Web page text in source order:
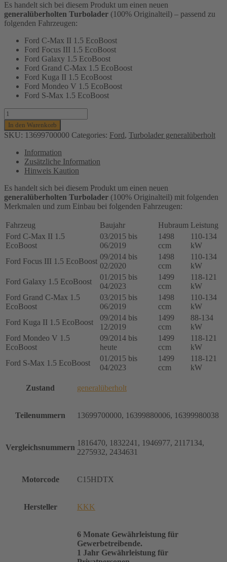
Es handelt sich bei diesem Produkt um einen neuen
generalüberholten Turbolader (100% Originalteil) – passend zu
folgenden Fahrzeugen:
Ford C-Max II 1.5 EcoBoost
Ford Focus III 1.5 EcoBoost
Ford Galaxy 1.5 EcoBoost
Ford Grand C-Max 1.5 EcoBoost
Ford Kuga II 1.5 EcoBoost
Ford Mondeo V 1.5 EcoBoost
Ford S-Max 1.5 EcoBoost
TURBOLADER
FORD
FOCUS,
C-
GALAXY,
KUGA,
BENZIN,
88-
134KW,
16399880006,
16399980038
Menge
In den Warenkorb
SKU: 13699700000 Categories: Ford, Turbolader generalüberholt
Information
Zusätzliche Information
Hinweis Kaution
Es handelt sich bei diesem Produkt um einen neuen
generalüberholten Turbolader (100% Originalteil) mit folgenden
Merkmalen und zum Einbau bei folgenden Fahrzeugen:
Fahrzeug Baujahr Hubraum Leistung
Ford C-Max II 1.5
EcoBoost
03/2015 bis
06/2019
1498
ccm
110-134
kW
Ford Focus III 1.5 EcoBoost
09/2014 bis
02/2020
1498
ccm
110-134
kW
Ford Galaxy 1.5 EcoBoost
01/2015 bis
04/2023
1499
ccm
118-121
kW
Ford Grand C-Max 1.5
EcoBoost
03/2015 bis
06/2019
1498
ccm
110-134
kW
Ford Kuga II 1.5 EcoBoost
09/2014 bis
12/2019
1499
ccm
88-134
kW
Ford Mondeo V 1.5
EcoBoost
09/2014 bis
heute
1499
ccm
118-121
kW
Ford S-Max 1.5 EcoBoost
01/2015 bis
04/2023
1499
ccm
118-121
kW
Zustand generalüberholt
Teilenummern 13699700000, 16399880006, 16399980038
Vergleichsnummern
1816470, 1832241, 1946977, 2117134,
2275932, 2434631
Motorcode C15HDTX
Hersteller KKK
6 Monate Gewährleistung für
Gewerbetreibende.
1 Jahr Gewährleistung für